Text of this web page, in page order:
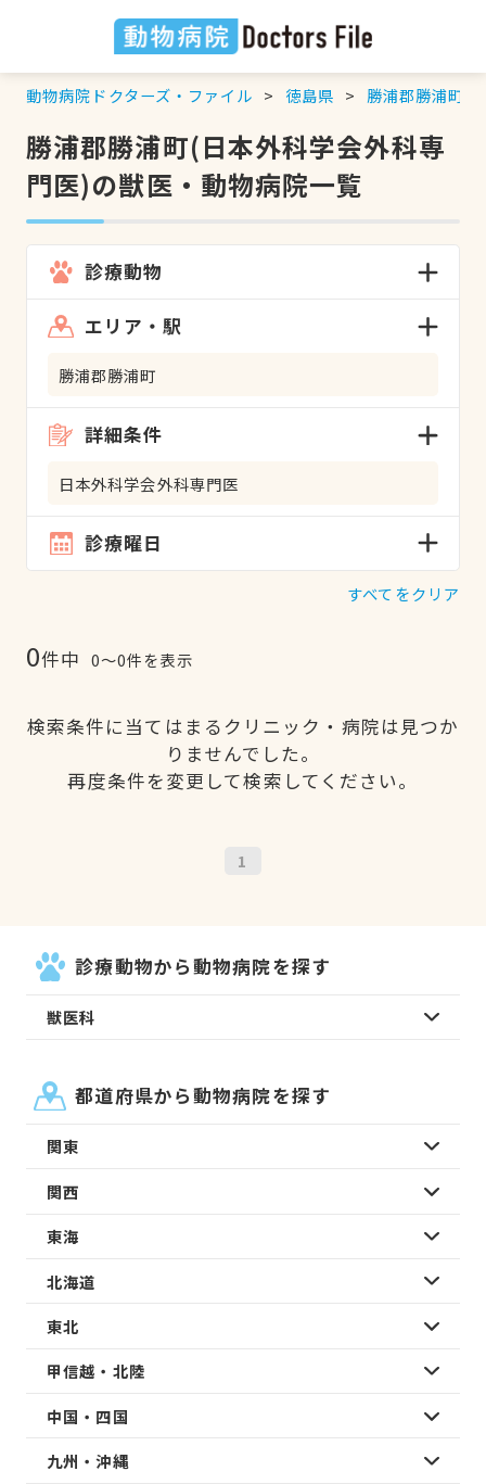
動物病院ドクターズ・ファイル 徳島県 勝浦郡勝浦町
勝浦郡勝浦町(日本外科学会外科専
門医)の獣医・動物病院一覧
診療動物
エリア・駅
勝浦郡勝浦町
詳細条件
日本外科学会外科専門医
診療曜日
すべてをクリア
0件中 0〜0件を表示
検索条件に当てはまるクリニック・病院は見つか
りませんでした。
再度条件を変更して検索してください。
1
診療動物から動物病院を探す
獣医科
都道府県から動物病院を探す
関東
関西
東海
北海道
東北
甲信越・北陸
中国・四国
九州・沖縄